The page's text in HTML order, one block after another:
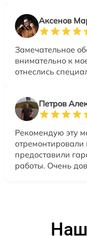
Аксенов
Замечательное
внимательно к
отнеслись
Петров
Рекомендую эту
отремонтировали
предоставили
работы. Очень